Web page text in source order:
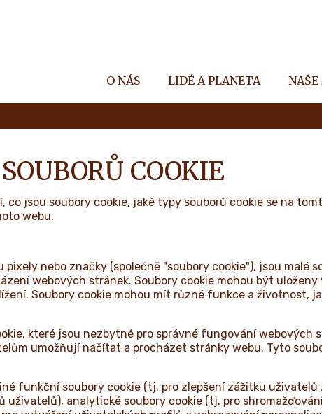
O NÁS LIDÉ A PLANETA NAŠE
COOKIE
jsou soubory cookie, jaké typy souborů cookie se na
webu.
nebo značky (společně "soubory cookie"), jsou malé
webových stránek. Soubory cookie mohou být
Soubory cookie mohou mít různé funkce a životnost,
které jsou nezbytné pro správné fungování webových
umožňují načítat a procházet stránky webu. Tyto
funkční soubory cookie (tj. pro zlepšení zážitku
uživatelů), analytické soubory cookie (tj. pro